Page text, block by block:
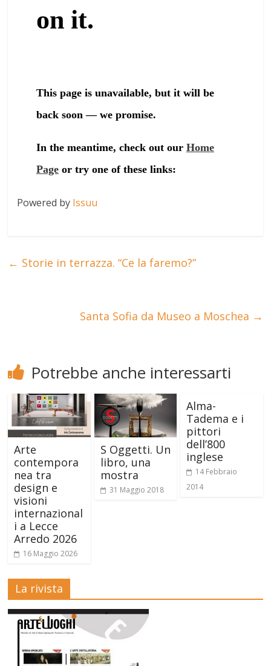
Powered by Issuu
← Storie in terrazza. “Ce la faremo?”
Santa Sofia da Museo a Moschea →
Potrebbe anche interessarti
Arte
contempora
nea tra
design e
visioni
internazional
i a Lecce
Arredo 2026
16 Maggio 2026
S Oggetti. Un
libro, una
mostra
31 Maggio 2018
Alma-
Tadema e i
pittori
dell’800
inglese
14 Febbraio
2014
La rivista